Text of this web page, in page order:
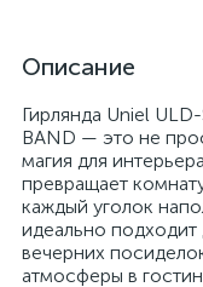
Описание
Гирлянда Uniel
BAND — это не
магия для
превращает
каждый уголок
идеально подходит
вечерних
атмосферы в